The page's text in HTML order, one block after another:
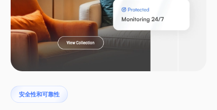
Laravel
安全性和可靠性